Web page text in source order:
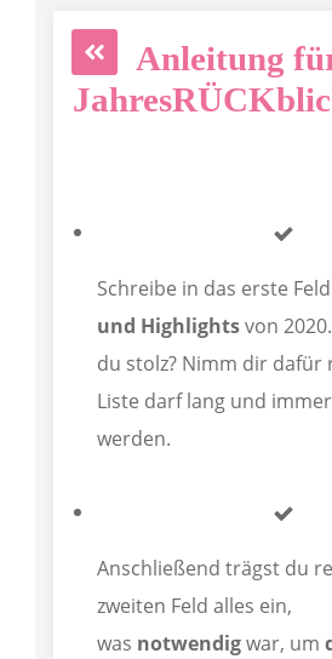
Anleitung
Schreibe in das erste
und Highlightsvon
du stolz? Nimm dir dafür
Liste darf lang und
werden.
Anschließend trägst du
zweiten Feld alles ein,
was notwendigwar, um